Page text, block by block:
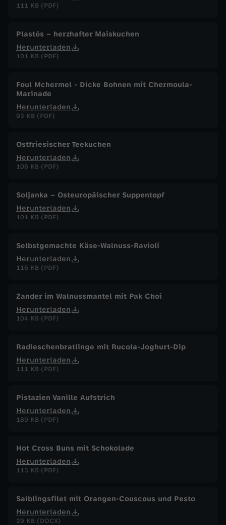
111 KB (PDF)
Plastós – herzhafter Maiskuchen
Herunterladen
101 KB (PDF)
Foul Mchermel - Dicke Bohnen mit Chermoula-
Marinade
Herunterladen
93 KB (PDF)
Ostfriesischer Teekuchen
Herunterladen
106 KB (PDF)
Soljanka – Osteuropäischer Suppentopf
Herunterladen
101 KB (PDF)
Selbstgemachte Käse-Walnuss-Ravioli
Herunterladen
116 KB (PDF)
Zander im Walnussmantel mit Pak Choi
Herunterladen
104 KB (PDF)
Radieschenbratlinge mit Rucola-Joghurt-Dip
Herunterladen
111 KB (PDF)
Pistazien Vanille Aufstrich
Herunterladen
189 KB (PDF)
Hot Cross Buns mit Schokolade
Herunterladen
113 KB (PDF)
Saiblingsfilet mit Orangen-Couscous und Pesto
Herunterladen
29 KB (DOCX)